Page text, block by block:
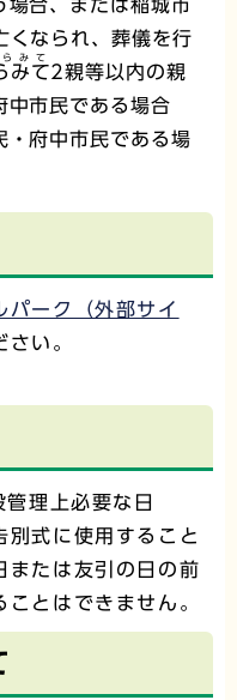
場合、または稲城市
くなられ、葬儀を行
みて
みて
2親等以内の親
中市民である場合
・府中市民である場
ーク（外部サイ
い。
理上必要な日
別式に使用すること
または友引の日の前
とはできません。